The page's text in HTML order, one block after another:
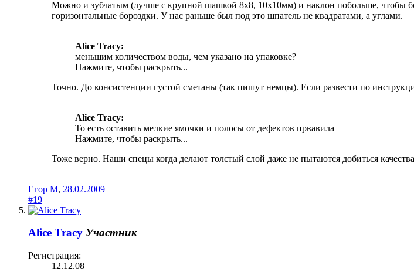
Можно и зубчатым (лучше с крупной шашкой 8х8, 10х10мм) и наклон побольше, чтобы
горизонтальные бороздки. У нас раньше был под это шпатель не квадратами, а углами.
Alice Tracy:
меньшим количеством воды, чем указано на упаковке?
Нажмите, чтобы раскрыть...
Точно. До консистенции густой сметаны (так пишут немцы). Если развести по
Alice Tracy:
То есть оставить мелкие ямочки и полосы от дефектов првавила
Нажмите, чтобы раскрыть...
Тоже верно. Наши спецы когда делают толстый слой даже не пытаются добиться
Егор М, 28.02.2009
#19
Alice Tracy Участник
Регистрация:
12.12.08